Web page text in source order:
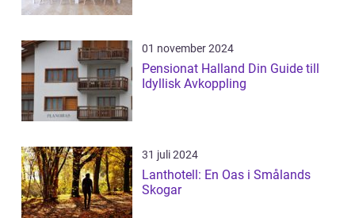
01 november 2024
Pensionat Halland Din Guide till
Idyllisk Avkoppling
31 juli 2024
Lanthotell: En Oas i Smålands
Skogar